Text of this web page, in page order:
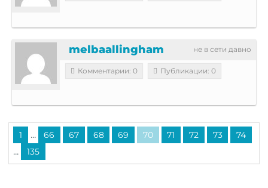
не в сети давно
melbaallingham
Комментарии: 0 Публикации: 0
1 ... 66 67 68 69 70 71 72 73 74
... 135